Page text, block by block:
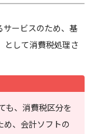
ービスのため、基
として消費税処理さ
も、消費税区分を
め、会計ソフトの